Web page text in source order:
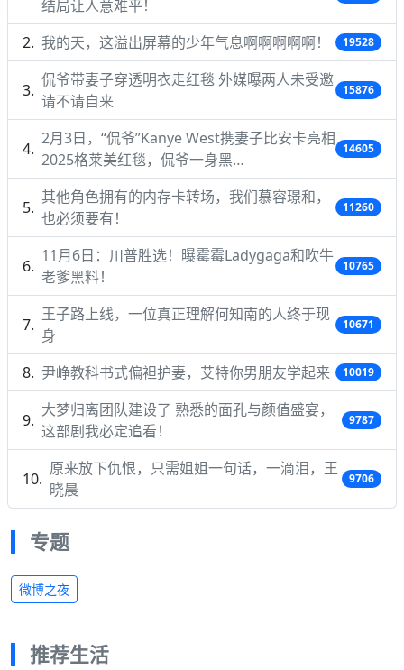
结局让人意难平！
我的天，这溢出屏幕的少年气息啊啊啊啊啊！ 19528
侃爷带妻子穿透明衣走红毯 外媒曝两人未受邀
请不请自来
15876
2月3日，“侃爷”Kanye West携妻子比安卡亮相
2025格莱美红毯，侃爷一身黑…
14605
其他角色拥有的内存卡转场，我们慕容璟和，
也必须要有！
11260
11月6日：川普胜选！曝霉霉Ladygaga和吹牛
老爹黑料！
10765
王子路上线，一位真正理解何知南的人终于现
身
10671
尹峥教科书式偏袒护妻，艾特你男朋友学起来 10019
大梦归离团队建设了 熟悉的面孔与颜值盛宴，
这部剧我必定追看！
9787
原来放下仇恨，只需姐姐一句话，一滴泪，王
晓晨
9706
专题
微博之夜
推荐生活